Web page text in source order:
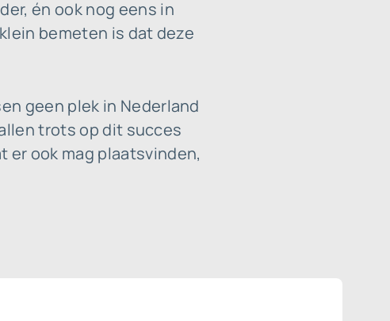
én ook nog eens in
bemeten is dat deze
geen plek in Nederland
trots op dit succes
er ook mag plaatsvinden,